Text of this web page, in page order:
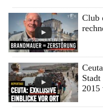
Club
2015